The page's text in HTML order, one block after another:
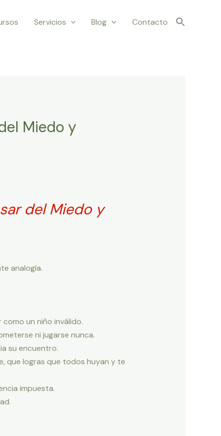
Servicios Blog Contacto
Miedo y
del Miedo y
analogía.
un niño inválido.
ni jugarse nunca.
su encuentro.
que logras que todos huyan y te
impuesta.